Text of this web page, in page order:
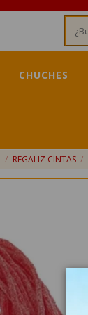
CHUCHES
REGALIZ CINTAS